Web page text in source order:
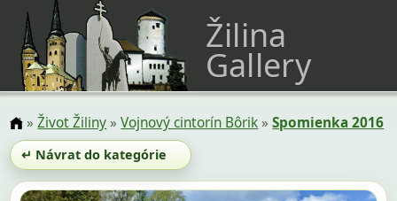
Žilina
Gallery
»Život Žiliny»Vojnový cintorín Bôrik»Spomienka 2016
↵ Návrat do kategórie